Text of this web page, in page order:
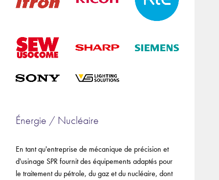
Énergie / Nucléaire
En tant qu'entreprise de mécanique de précision et
d'usinage SPR fournit des équipements adaptés pour
le traitement du pétrole, du gaz et du nucléaire, dont